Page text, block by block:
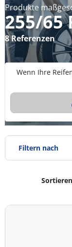
Produkte
255/65
8 Referenzen
Wenn Ihre
Filtern nach
Reifentyp
Alle Arten